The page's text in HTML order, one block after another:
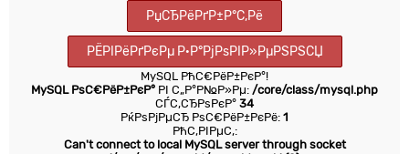
РџСЂРёРґР±Р°С‚Рё
РЁРІРёРґРєРµ Р·Р°РјРѕРІР»РµРЅРЅСЏ
MySQL РћС€РёР±РєР°!
MySQL РѕС€РёР±РєР° РІ С„Р°Р№Р»Рµ: /core/class/mysql.php
СЃС‚СЂРѕРєР° 34
РќРѕРјРµСЂ РѕС€РёР±РєРё: 1
РћС‚РІРµС‚:
Can't connect to local MySQL server through socket